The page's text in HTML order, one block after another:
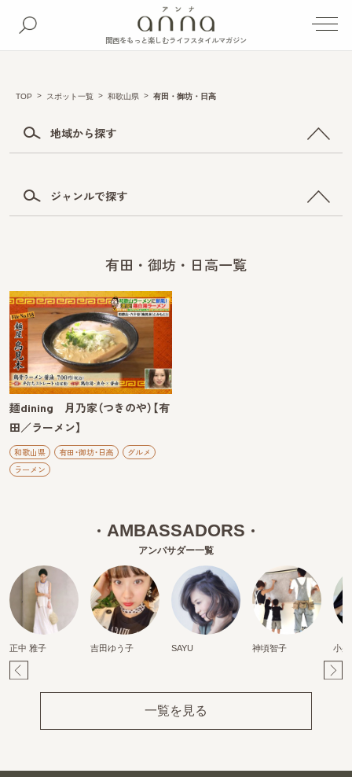
関西をもっと楽しむライフスタイルマガジン
TOP スポット一覧 和歌山県 有田・御坊・日高
地域から探す
ジャンルで探す
有田・御坊・日高一覧
麺dining 月乃家（つきのや）【有
田／ラーメン】
和歌山県 有田・御坊・日高
グルメ
ラーメン
AMBASSADORS
アンバサダー一覧
正中 雅子 吉田ゆう子 SAYU 神頃智子 小柴
一覧を見る